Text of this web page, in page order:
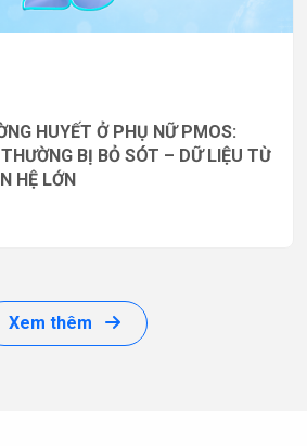
HUYẾT Ở PHỤ NỮ PMOS:
BỊ BỎ SÓT – DỮ LIỆU TỪ
HỆ LỚN
Xem thêm